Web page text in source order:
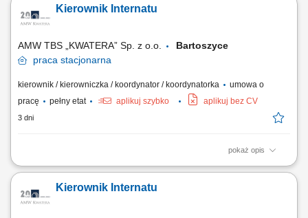
operacyjnych z działami wewnętrznymi; nadzór nad bieżącą
eksploatacją budynków i instalacji (HVAC, sanitarne, elektryczne)
Kierownik Internatu
AMW TBS „KWATERA” Sp. z o.o.
Bartoszyce
praca stacjonarna
kierownik / kierowniczka / koordynator / koordynatorka
umowa o
pracę
pełny etat aplikuj szybko aplikuj bez CV
3 dni
pokaż opis
Opis stanowiska: Nadzorowanie internatu wojskowego oraz kwater
mieszkańców oraz sporządzanie dokumentacji, prowadzenie ksiąg
internatowych (meldunkowej, zakwaterowania, mienia, awarii i usterek i
Kierownik Internatu